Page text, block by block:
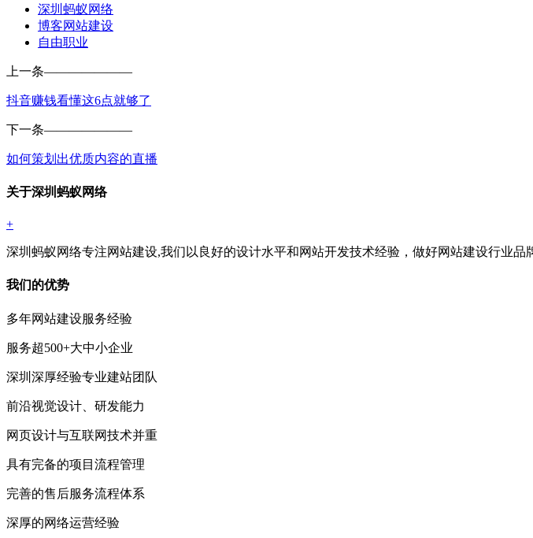
深圳蚂蚁网络
博客网站建设
自由职业
上一条———————
抖音赚钱看懂这6点就够了
下一条———————
如何策划出优质内容的直播
关于深圳蚂蚁网络
+
深圳蚂蚁网络专注网站建设,我们以良好的设计水平和网站开发技术经验，做好网站建设行业
我们的优势
多年网站建设服务经验
服务超500+大中小企业
深圳深厚经验专业建站团队
前沿视觉设计、研发能力
网页设计与互联网技术并重
具有完备的项目流程管理
完善的售后服务流程体系
深厚的网络运营经验